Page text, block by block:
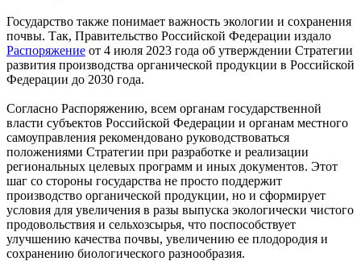
Государство также понимает важность экологии и сохранения
почвы. Так, Правительство Российской Федерации издало
Распоряжение от 4 июля 2023 года об утверждении Стратегии
развития производства органической продукции в Российской
Федерации до 2030 года.
Согласно Распоряжению, всем органам государственной
власти субъектов Российской Федерации и органам местного
самоуправления рекомендовано руководствоваться
положениями Стратегии при разработке и реализации
региональных целевых программ и иных документов. Этот
шаг со стороны государства не просто поддержит
производство органической продукции, но и сформирует
условия для увеличения в разы выпуска экологически чистого
продовольствия и сельхозсырья, что поспособствует
улучшению качества почвы, увеличению ее плодородия и
сохранению биологического разнообразия.